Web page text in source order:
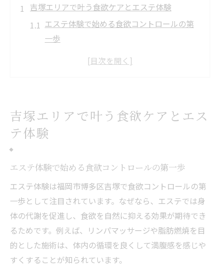
吉塚エリアで叶う食欲ケアとエステ体験
エステ体験で始める食欲コントロールの第
一歩
食欲悩みに寄り添うエステの多彩なアプロ
エステで実感できる食欲ケアと体質変化の
実例
術
エステで身体と心の食欲バランス調整を実現
エステで心身のバランスを整える食欲ケア
の秘訣
身体と心のつながりを重視したエステ施術
の特徴
エステが促す食欲コントロールとリラック
吉塚エリアで叶う食欲ケアとエス
テ体験
エステ体験で始める食欲コントロールの第一歩
エステ体験は福岡市博多区吉塚で食欲コントロールの第
一歩として注目されています。なぜなら、エステでは身
体の代謝を促進し、食欲を自然に抑える効果が期待でき
るためです。例えば、リンパマッサージや脂肪燃焼を目
的とした施術は、体内の循環を良くして満腹感を感じや
すくすることが知られています。